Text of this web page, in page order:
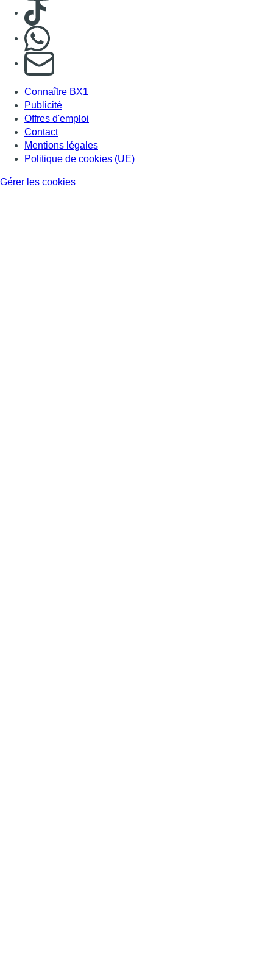
Consulter TikTok
S'abonner à notre newsletter
Connaître BX1
Publicité
Offres d'emploi
Contact
Mentions légales
Politique de cookies (UE)
Gérer les cookies